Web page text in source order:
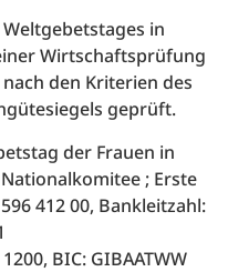
in
Wirtschaftsprüfung
den Kriterien des
geprüft.
der Frauen in
; Erste
412 00, Bankleitzahl:
BIC: GIBAATWW